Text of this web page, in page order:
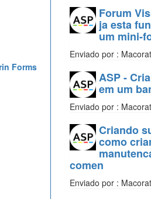
Forms
Forum
ja esta
um mini-
Enviado por :
ASP -
em um
Enviado por :
Criando
como
comen
Enviado por :